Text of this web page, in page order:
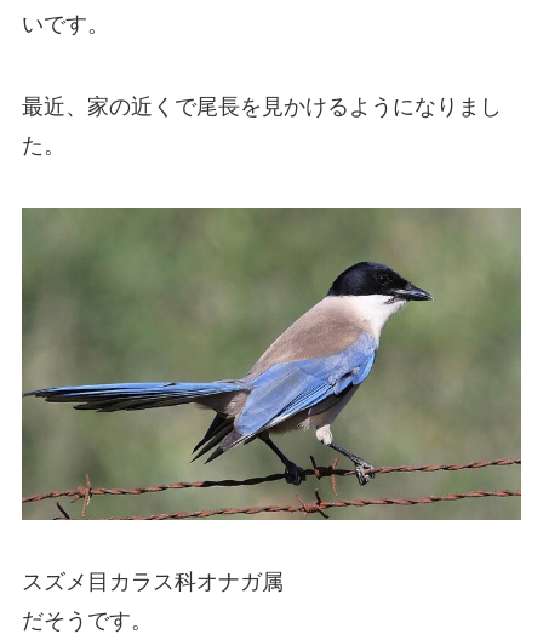
いです。
最近、家の近くで尾長を見かけるようになりまし
た。
スズメ目カラス科オナガ属
だそうです。